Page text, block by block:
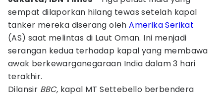
sempat dilaporkan hilang tewas setelah kapal
tanker mereka diserang olehAmerika Serikat
(AS) saat melintas di Laut Oman. Ini menjadi
serangan kedua terhadap kapal yang membawa
awak berkewarganegaraan India dalam 3 hari
terakhir.
Dilansir BBC, kapal MT Settebello berbendera